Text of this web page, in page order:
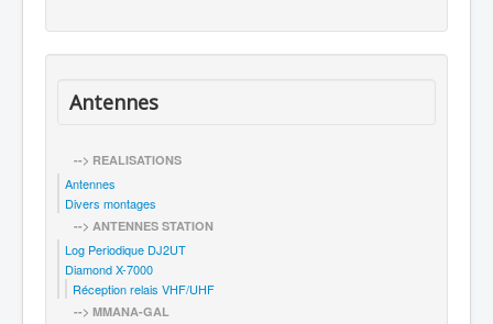
Antennes
--> REALISATIONS
Antennes
Divers montages
--> ANTENNES STATION
Log Periodique DJ2UT
Diamond X-7000
Réception relais VHF/UHF
--> MMANA-GAL